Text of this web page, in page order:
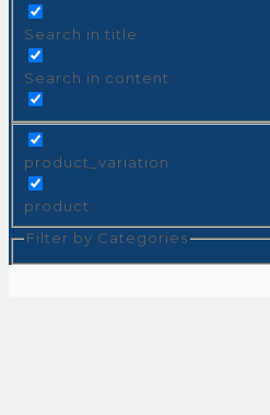
Search in title
Search in content
product_variation
product
Filter by Categories